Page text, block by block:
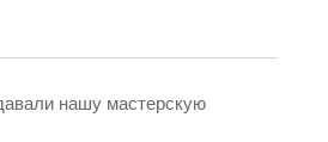
нашу мастерскую